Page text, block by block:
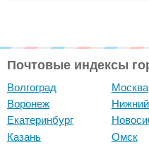
Почтовые индексы
Волгоград
Воронеж
Екатеринбург
Казань
Москва
Омск